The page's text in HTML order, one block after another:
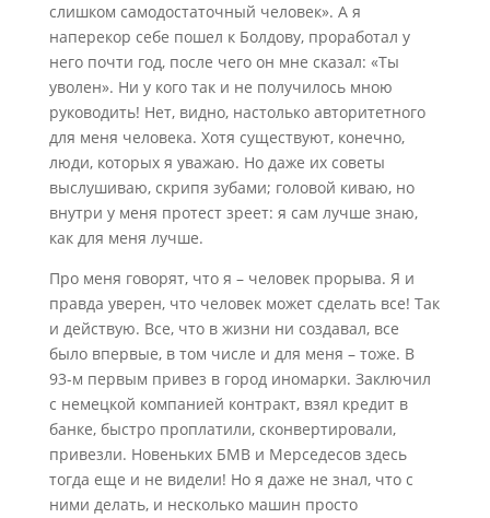
слишком самодостаточный человек». А я
наперекор себе пошел к Болдову, проработал у
него почти год, после чего он мне сказал: «Ты
уволен». Ни у кого так и не получилось мною
руководить! Нет, видно, настолько авторитетного
для меня человека. Хотя существуют, конечно,
люди, которых я уважаю. Но даже их советы
выслушиваю, скрипя зубами; головой киваю, но
внутри у меня протест зреет: я сам лучше знаю,
как для меня лучше.
Про меня говорят, что я – человек прорыва. Я и
правда уверен, что человек может сделать все! Так
и действую. Все, что в жизни ни создавал, все
было впервые, в том числе и для меня – тоже. В
93-м первым привез в город иномарки. Заключил
с немецкой компанией контракт, взял кредит в
банке, быстро проплатили, сконвертировали,
привезли. Новеньких БМВ и Мерседесов здесь
тогда еще и не видели! Но я даже не знал, что с
ними делать, и несколько машин просто